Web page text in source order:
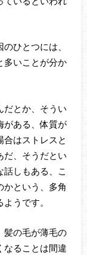
ひとつには、
多いことが分か
だとか、そうい
がある、体質が
はストレスと
だ、そうだとい
しもある、こ
かという、多角
うです。
髪の毛が薄毛の
なることは間違